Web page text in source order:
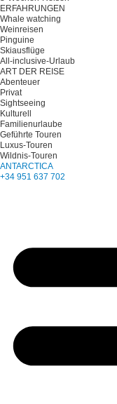
ERFAHRUNGEN
Whale watching
Weinreisen
Pinguine
Skiausflüge
All-inclusive-Urlaub
ART DER REISE
Abenteuer
Privat
Sightseeing
Kulturell
Familienurlaube
Geführte Touren
Luxus-Touren
Wildnis-Touren
ANTARCTICA
+34 951 637 702